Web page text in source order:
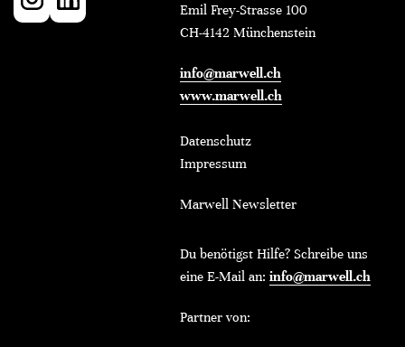
Emil Frey-Strasse 100
CH-4142 Münchenstein
info@marwell.ch
www.marwell.ch
Datenschutz
Impressum
Marwell Newsletter
Du benötigst Hilfe? Schreibe uns
eine E-Mail an: info@marwell.ch
Partner von: